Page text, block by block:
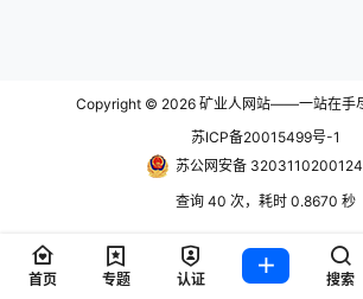
Copyright © 2026 矿业人网站——一站在手
苏ICP备20015499号-1
苏公网安备
查询 40 次，耗时 0.8670 秒
首页 专题 认证 搜索